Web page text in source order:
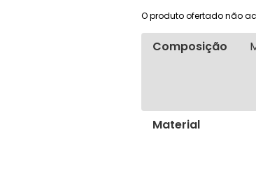
O produto ofertado não
Composição
Material